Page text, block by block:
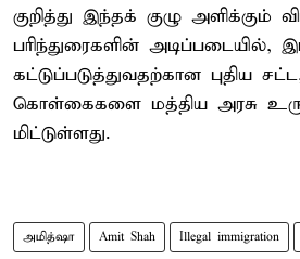
குறித்து இந்தக் குழு அளிக்கும்
பரிந்துரைகளின் அடிப்படையில்,
கட்டுப்படுத்துவதற்கான புதிய
கொள்கைகளை மத்திய அரசு
மிட்டுள்ளது.
அமித்ஷா Amit Shah Illegal immigration